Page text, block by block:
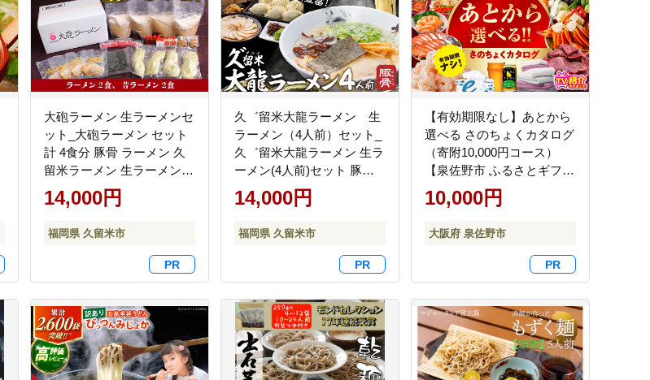
大砲ラーメン 生ラーメンセ
ット_大砲ラーメン セット
計 4食分 豚骨 ラーメン 久
留米ラーメン 生ラーメン
自家製 生麺 本場の味 チャ
ーシュー 呼び戻しスープ
比べ 九州 福岡県 久留米市
お取り寄せ お取り寄せグル
メ 食品 送料無料_Br001
14,000円
福岡県 久留米市
久゛留米大龍ラーメン 生
ラーメン（4人前）セット_
久゛留米大龍ラーメン 生ラ
ーメン(4人前)セット 豚骨
久留米 ラーメン 自家製 生
めん 生ラーメン チャーシ
ルメ 九州グルメ 豚骨ラー
メン スープ ご当地 ご当地
ラーメン 食品 お取り寄せ
無料 冷蔵 お土産 とんこつ
生麺_Br014
14,000円
福岡県 久留米市
【有効期限なし】あとから
選べる さのちょくカタログ
（寄附10,000円コース）
【泉佐野市 ふるさとギフト
4000品以上 高評価 肉 ビー
ル 海鮮 野菜 定期便 タオル
グギフト あとからセレク
10,000円
大阪府 泉佐野市